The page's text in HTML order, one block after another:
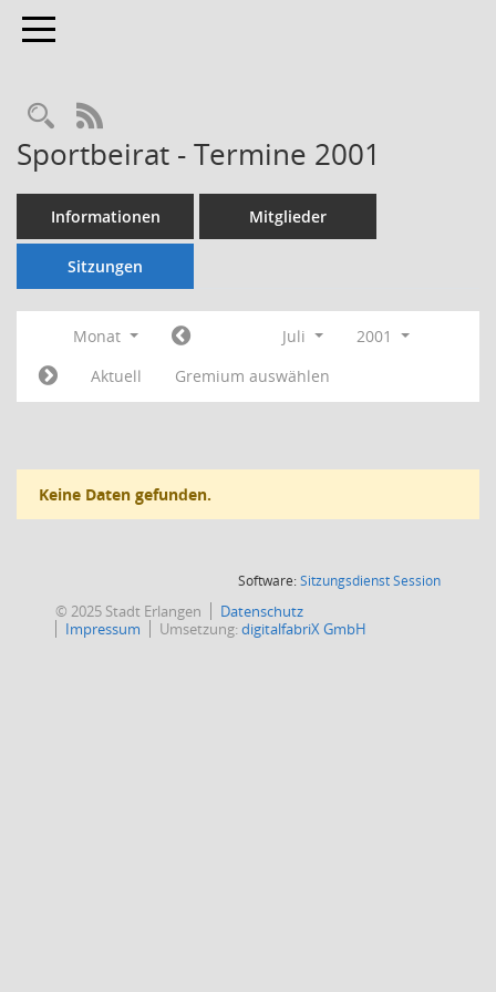
Toggle navigation
Rechercheauswahl
RSS-Feed
Sportbeirat - Termine 2001
Informationen Mitglieder
Sitzungen
Monat Juli
2001
Aktuell
Gremium auswählen
Keine Daten gefunden.
Software:SitzungsdienstSession(Wird in
© 2025 Stadt Erlangen
Datenschutz
Impressum
Umsetzung:digitalfabriX GmbH